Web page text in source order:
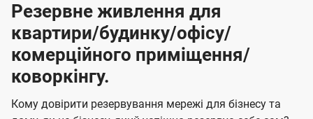
Резервне живлення для
квартири/будинку/офісу/
комерційного приміщення/
коворкінгу.
Кому довірити резервування мережі для бізнесу та